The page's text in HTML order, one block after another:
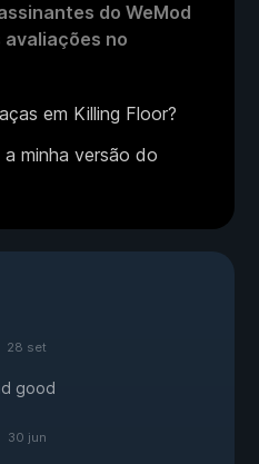
do WeMod
avaliações no
em Killing Floor?
minha versão do
28 set
good
30 jun